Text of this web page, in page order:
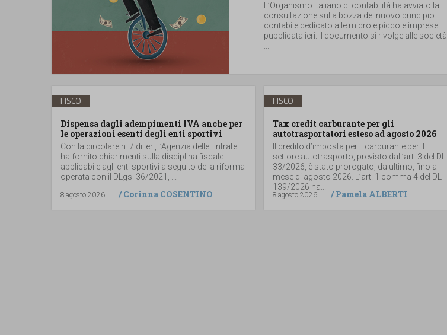
L’Organismo italiano di contabilità ha avviato la
consultazione sulla bozza del nuovo principio
contabile dedicato alle micro e piccole imprese
pubblicata ieri. Il documento si rivolge alle società
...
FISCO
Dispensa dagli adempimenti IVA anche per
le operazioni esenti degli enti sportivi
Con la circolare n. 7 di ieri, l’Agenzia delle Entrate
ha fornito chiarimenti sulla disciplina fiscale
applicabile agli enti sportivi a seguito della riforma
operata con il DLgs. 36/2021, ...
8 agosto 2026
/Corinna COSENTINO
FISCO
Tax credit carburante per gli
autotrasportatori esteso ad agosto 2026
Il credito d’imposta per il carburante per il
settore autotrasporto, previsto dall’art. 3 del DL
33/2026, è stato prorogato, da ultimo, fino al
mese di agosto 2026. L’art. 1 comma 4 del DL
139/2026 ha...
8 agosto 2026
/Pamela ALBERTI